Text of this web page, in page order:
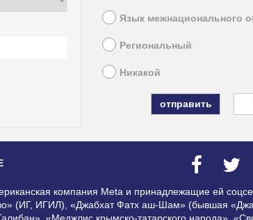
Язык межнационального
Региональный
Никакой
компания Meta и принадлежащие ей
(ИГ, ИГИЛ), «Джабхат Фатх аш-Шам» (бывшая
«Меджлис крымско-татарского народа»,